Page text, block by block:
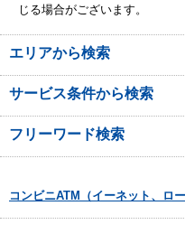
じる場合がございます。
エリアから検索
サービス条件から検索
フリーワード検索
コンビニATM（イーネット、ロ